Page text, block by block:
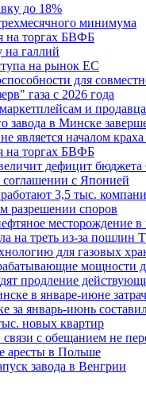
до 18%
минимума
на торгах БВФБ
на галлий
на рынок ЕС
для
газа с 2026 года
и
завода в Минске
является началом
на торгах БВФБ
дефицит
с Японией
3,5 тыс.
споров
месторождение в
на треть из-за пошлин
для газовых
мощности
продление
в январе-июне
январь-июнь
новых квартир
с обещанием не
аресты в Польше
завода в Венгрии